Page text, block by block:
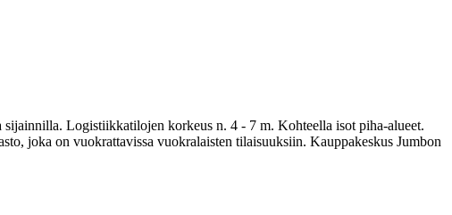
Logistiikkatilojen korkeus n. 4 - 7 m. Kohteella isot piha-alueet.
joka on vuokrattavissa vuokralaisten tilaisuuksiin. Kauppakeskus Jumbon